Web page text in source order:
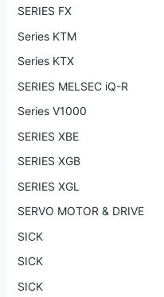
SERIES FX
Series KTM
Series KTX
SERIES MELSEC iQ-R
Series V1000
SERIES XBE
SERIES XGB
SERIES XGL
SERVO MOTOR & DRIVE
SICK
SICK
SICK